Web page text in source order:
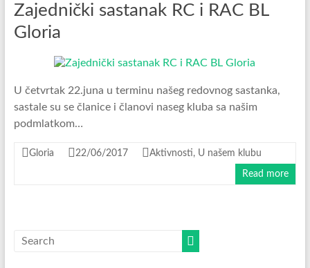
Zajednički sastanak RC i RAC BL
Gloria
U četvrtak 22.juna u terminu našeg redovnog sastanka,
sastale su se članice i članovi naseg kluba sa našim
podmlatkom…
Gloria 22/06/2017 Aktivnosti, U našem klubu
Read more